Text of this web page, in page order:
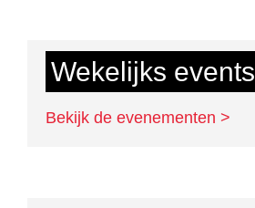
Wekelijks events
Bekijk de evenementen >